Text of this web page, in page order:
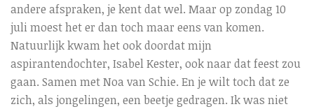
andere afspraken, je kent dat wel. Maar op zondag 10
juli moest het er dan toch maar eens van komen.
Natuurlijk kwam het ook doordat mijn
aspirantendochter, Isabel Kester, ook naar dat feest zou
gaan. Samen met Noa van Schie. En je wilt toch dat ze
zich, als jongelingen, een beetje gedragen. Ik was niet